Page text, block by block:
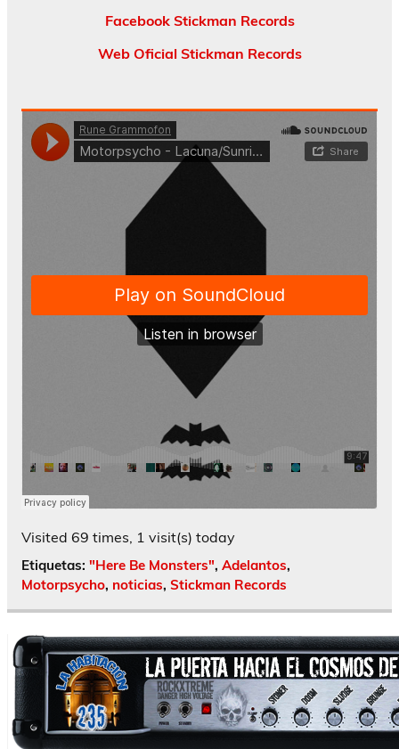
Facebook Stickman Records
Web Oficial Stickman Records
Visited 69 times, 1 visit(s) today
Etiquetas: "Here Be Monsters", Adelantos,
Motorpsycho, noticias, Stickman Records